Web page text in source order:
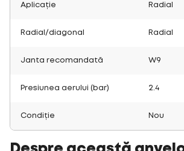
Aplicație Radial
Radial/diagonal Radial
Janta recomandată W9
Presiunea aerului (bar) 2.4
Condiție Nou